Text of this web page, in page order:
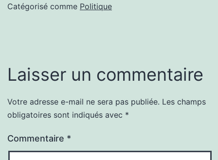
Catégorisé comme Politique
Laisser un commentaire
Votre adresse e-mail ne sera pas publiée. Les champs
obligatoires sont indiqués avec *
Commentaire *